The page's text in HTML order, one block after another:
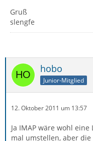
Gruß
slengfe
hobo
Junior-Mitglied
12. Oktober 2011 um 13:57
Ja IMAP wäre wohl
mal umstellen, aber